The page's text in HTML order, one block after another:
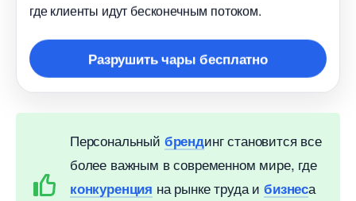
де клиенты идут бесконечным потоком.
Разрушить чары бесплатно
Персональный рендинг становится все
олее важным в современном мире, где
конкуренция на рынке труда иизнеса